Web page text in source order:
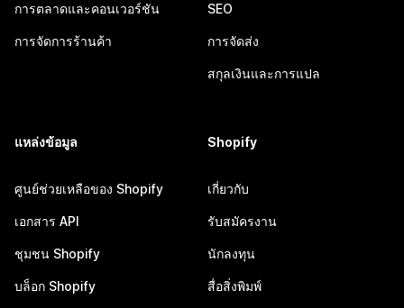
การตลาดและคอนเวอร์ชัน
การจัดการร้านค้า
SEO
การจัดส่ง
สกุลเงินและการแปล
แหล่งข้อมูล
ศูนย์ช่วยเหลือของ Shopify
เอกสาร API
ชุมชน Shopify
บล็อก Shopify
Shopify
เกี่ยวกับ
รับสมัครงาน
นักลงทุน
สื่อสิ่งพิมพ์